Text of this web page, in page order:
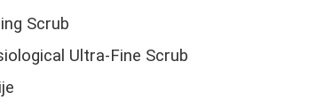
Scrub
Ultra-Fine Scrub